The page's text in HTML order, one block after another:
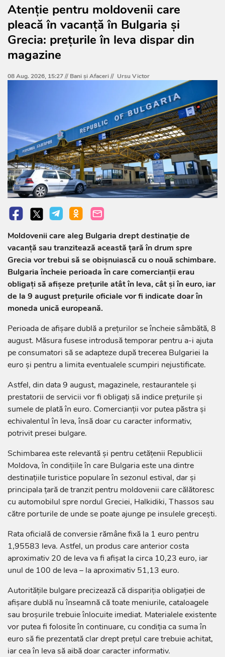
Atenție pentru moldovenii care
pleacă în vacanță în Bulgaria și
Grecia: prețurile în leva dispar din
magazine
08 Aug. 2026, 15:27 // Bani și Afaceri// Ursu Victor
Moldovenii care aleg Bulgaria drept destinație de
vacanță sau tranzitează această țară în drum spre
Grecia vor trebui să se obișnuiască cu o nouă schimbare.
Bulgaria încheie perioada în care comercianții erau
obligați să afișeze prețurile atât în leva, cât și în euro, iar
de la 9 august prețurile oficiale vor fi indicate doar în
moneda unică europeană.
Perioada de afișare dublă a prețurilor se încheie sâmbătă, 8
august. Măsura fusese introdusă temporar pentru a-i ajuta
pe consumatori să se adapteze după trecerea Bulgariei la
euro și pentru a limita eventualele scumpiri nejustificate.
Astfel, din data 9 august, magazinele, restaurantele și
prestatorii de servicii vor fi obligați să indice prețurile și
sumele de plată în euro. Comercianții vor putea păstra și
echivalentul în leva, însă doar cu caracter informativ,
potrivit presei bulgare.
Schimbarea este relevantă și pentru cetățenii Republicii
Moldova, în condițiile în care Bulgaria este una dintre
destinațiile turistice populare în sezonul estival, dar și
principala țară de tranzit pentru moldovenii care călătoresc
cu automobilul spre nordul Greciei, Halkidiki, Thassos sau
către porturile de unde se poate ajunge pe insulele grecești.
Rata oficială de conversie rămâne fixă la 1 euro pentru
1,95583 leva. Astfel, un produs care anterior costa
aproximativ 20 de leva va fi afișat la circa 10,23 euro, iar
unul de 100 de leva – la aproximativ 51,13 euro.
Autoritățile bulgare precizează că dispariția obligației de
afișare dublă nu înseamnă că toate meniurile, cataloagele
sau broșurile trebuie înlocuite imediat. Materialele existente
vor putea fi folosite în continuare, cu condiția ca suma în
euro să fie prezentată clar drept prețul care trebuie achitat,
iar cea în leva să aibă doar caracter informativ.